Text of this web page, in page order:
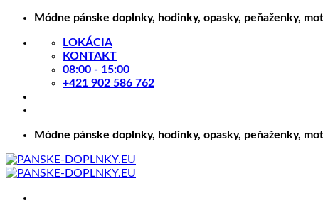
Skip
content
Módne pánske doplnky, hodinky, opasky, peňaženky,
LOKÁCIA
KONTAKT
08:00 - 15:00
+421 902 586 762
Módne pánske doplnky, hodinky, opasky, peňaženky,